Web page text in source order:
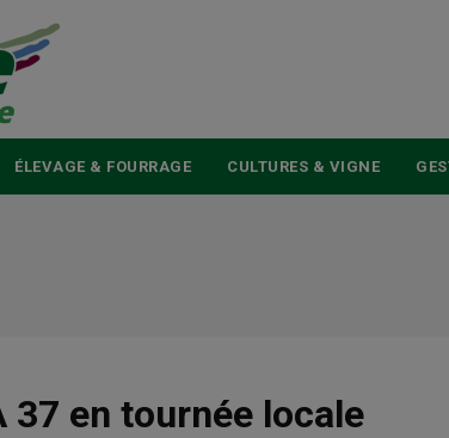
ÉLEVAGE & FOURRAGE CULTURES & VIGNE
37 en tournée locale